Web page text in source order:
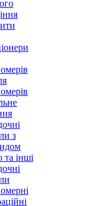
з
та інші